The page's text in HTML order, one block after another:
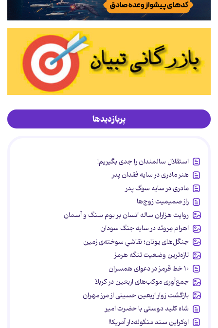
پربازدیدها
استقلال سالمندان را جدی بگیریم!
هنر مادری در سایه‌ فقدان پدر
مادری در سایه سوگ پدر
راز صمیمیت زوج‌ها
روایت هزاران ساله انسان بر بوم سنگ و آسمان
اهرام مِروئه در سایه جنگ سودان
جنگل‌های یونان؛ نقاشیِ سوخته‌ی زمین
تازه‌ترین وضعیت تنگه هرمز
۱۰ خط قرمز در دعوای همسران
جمع‌آوری موکب‌های اربعین در کربلا
بازگشت زوار اربعین حسینی از مرز مهران
شاه کلید دوستی با حضرت امیر
اوکراین سند منگوله‌دار آمریکا!